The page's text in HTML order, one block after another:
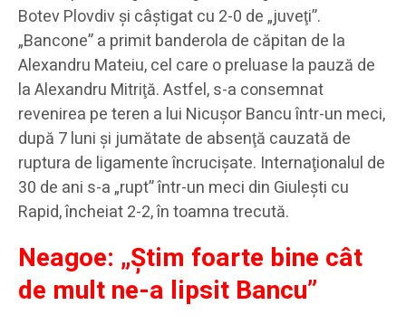
Botev Plovdiv şi câştigat cu 2-0 de „juveţi”.
„Bancone” a primit banderola de căpitan de la
Alexandru Mateiu, cel care o preluase la pauză de
la Alexandru Mitriţă. Astfel, s-a consemnat
revenirea pe teren a lui Nicuşor Bancu într-un meci,
după 7 luni şi jumătate de absenţă cauzată de
ruptura de ligamente încrucişate. Internaţionalul de
30 de ani s-a „rupt” într-un meci din Giuleşti cu
Rapid, încheiat 2-2, în toamna trecută.
Neagoe: „Ştim foarte bine cât
de mult ne-a lipsit Bancu”